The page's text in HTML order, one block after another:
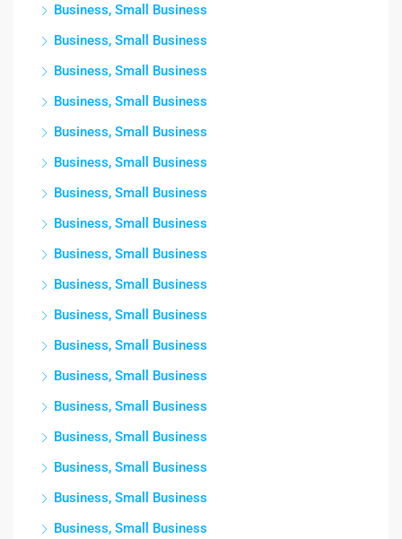
Business, Small Business
Business, Small Business
Business, Small Business
Business, Small Business
Business, Small Business
Business, Small Business
Business, Small Business
Business, Small Business
Business, Small Business
Business, Small Business
Business, Small Business
Business, Small Business
Business, Small Business
Business, Small Business
Business, Small Business
Business, Small Business
Business, Small Business
Business, Small Business